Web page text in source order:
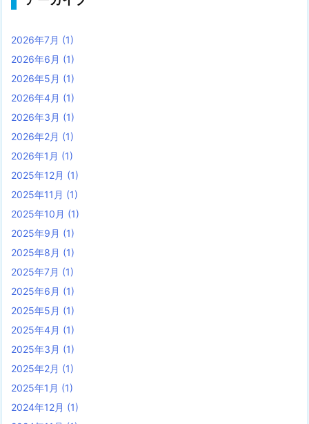
2026年7月 (1)
2026年6月 (1)
2026年5月 (1)
2026年4月 (1)
2026年3月 (1)
2026年2月 (1)
2026年1月 (1)
2025年12月 (1)
2025年11月 (1)
2025年10月 (1)
2025年9月 (1)
2025年8月 (1)
2025年7月 (1)
2025年6月 (1)
2025年5月 (1)
2025年4月 (1)
2025年3月 (1)
2025年2月 (1)
2025年1月 (1)
2024年12月 (1)